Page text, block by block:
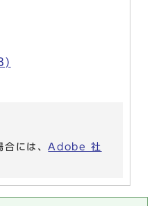
合には、Adobe 社